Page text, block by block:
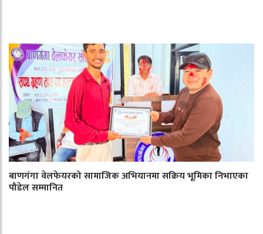
बाणगंगा वेलफेयरको सामाजिक अभियानमा सक्रिय भूमिका निभाएका
पौडेल सम्मानित